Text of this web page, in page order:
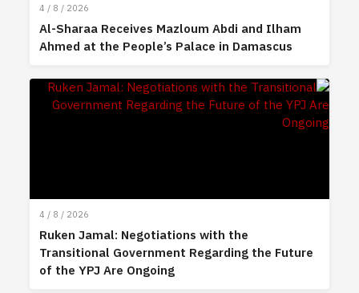
4 / 8 / 2026
Al-Sharaa Receives Mazloum Abdi and Ilham
Ahmed at the People’s Palace in Damascus
4 / 8 / 2026
Ruken Jamal: Negotiations with the
Transitional Government Regarding the Future
of the YPJ Are Ongoing